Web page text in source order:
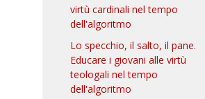
virtù cardinali nel tempo
dell'algoritmo
Lo specchio, il salto, il pane.
Educare i giovani alle virtù
teologali nel tempo
dell'algoritmo